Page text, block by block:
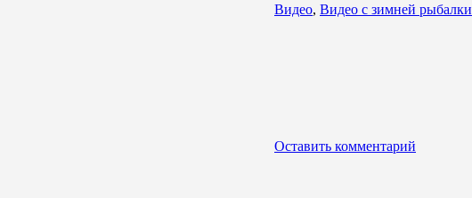
Видео, Видео с зимней рыбалки
Оставить комментарий